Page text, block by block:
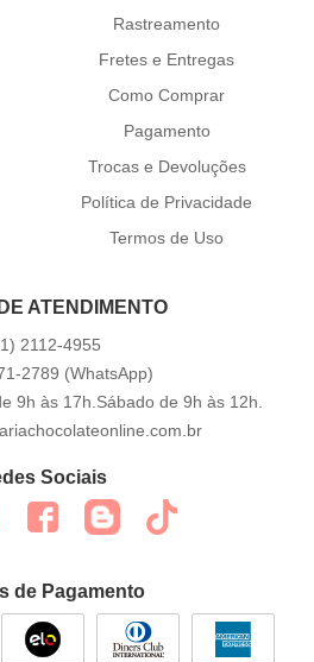
Rastreamento
Fretes e Entregas
Como Comprar
Pagamento
Trocas e Devoluções
Política de Privacidade
Termos de Uso
ATENDIMENTO
2112-4955
2789 (WhatsApp)
9h às 17h.Sábado de 9h às 12h.
Sociais
de Pagamento